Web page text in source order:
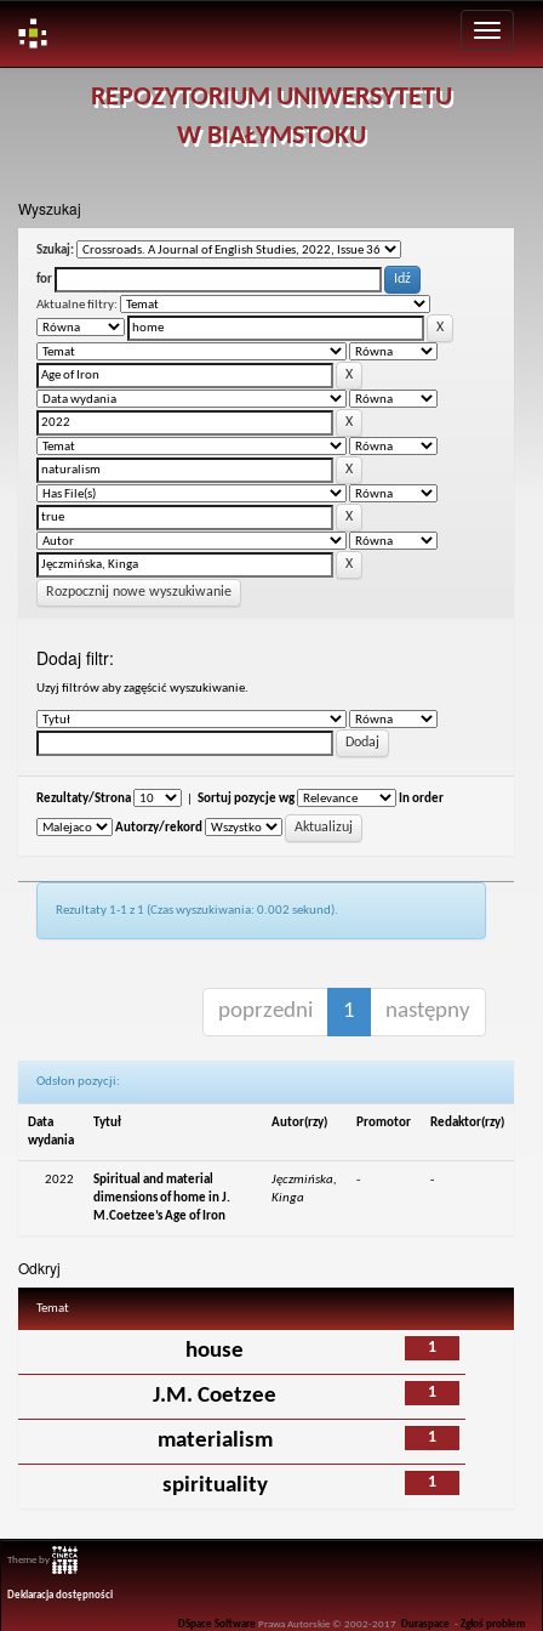
REPOZYTORIUM UNIWERSYTETU
W BIAŁYMSTOKU
Wyszukaj
Szukaj:
for
Aktualne filtry:
Rozpocznij nowe wyszukiwanie
Dodaj filtr:
Uzyj filtrów aby zagęścić wyszukiwanie.
Rezultaty/Strona Sortuj pozycje wg In order
Autorzy/rekord
Rezultaty 1-1 z 1 (Czas wyszukiwania: 0.002 sekund).
poprzedni 1 następny
Odsłon pozycji:
Data
wydania
Tytuł Autor(rzy) Promotor Redaktor(rzy)
2022
Spiritual and material
dimensions of home in J.
M.Coetzee’s Age of Iron
Jęczmińska,
Kinga
- -
Odkryj
Temat
1
house
1
J.M. Coetzee
1
materialism
1
spirituality
Theme by
Deklaracja dostępności
DSpace Software Prawa Autorskie © 2002-2017 Duraspace -Zgłoś problem